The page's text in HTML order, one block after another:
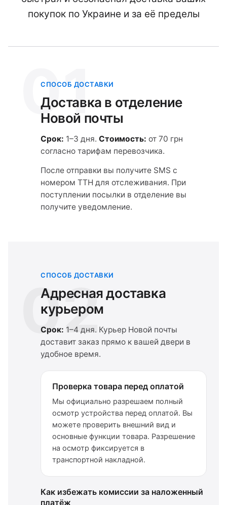
покупок по Украине и за её пределы
01
СПОСОБ ДОСТАВКИ
Доставка в отделение
Новой почты
Срок: 1–3 дня. Стоимость: от 70 грн
согласно тарифам перевозчика.
После отправки вы получите SMS с
номером ТТН для отслеживания. При
поступлении посылки в отделение вы
получите уведомление.
02
СПОСОБ ДОСТАВКИ
Адресная доставка
курьером
Срок: 1–4 дня. Курьер Новой почты
доставит заказ прямо к вашей двери в
удобное время.
Проверка товара перед оплатой
Мы официально разрешаем полный
осмотр устройства перед оплатой. Вы
можете проверить внешний вид и
основные функции товара. Разрешение
на осмотр фиксируется в
транспортной накладной.
Как избежать комиссии за наложенный
платёж